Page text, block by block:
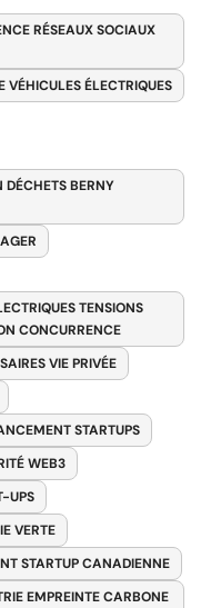
RÉSEAUX SOCIAUX
VÉHICULES ÉLECTRIQUES
DÉCHETS BERNY
TENSIONS
CONCURRENCE
VIE PRIVÉE
STARTUPS
WEB3
UPS
VERTE
STARTUP CANADIENNE
EMPREINTE CARBONE